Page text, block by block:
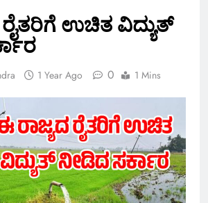
ಉಚಿತ ವಿದ್ಯುತ್
1 Year Ago 0 1 Mins